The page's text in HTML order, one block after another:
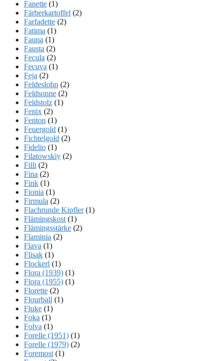
Fanette (1)
Färberkartoffel (2)
Farfadette (2)
Fatima (1)
Fauna (1)
Fausta (2)
Fecula (2)
Fecuva (1)
Feja (2)
Feldeslohn (2)
Feldsonne (2)
Feldstolz (1)
Fenix (2)
Fenton (1)
Feuergold (1)
Fichtelgold (2)
Fidelio (1)
Filatowskiy (2)
Filli (2)
Fina (2)
Fink (1)
Fionia (1)
Firmula (2)
Flachrunde Kipfler(1)
Flämingskost (1)
Flämingsstärke (2)
Flaminia (2)
Flava (1)
Flisak (1)
Flockerl (1)
Flora (1939) (1)
Flora (1955) (1)
Florette (2)
Flourball (1)
Fluke (1)
Foka (1)
Folva (1)
Forelle (1951) (1)
Forelle (1979) (2)
Foremost (1)